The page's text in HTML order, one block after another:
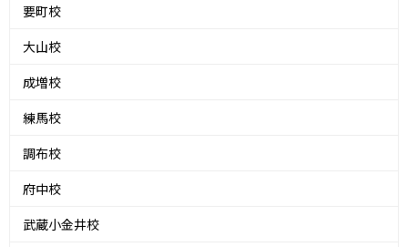
要町校
大山校
成増校
練馬校
調布校
府中校
武蔵小金井校